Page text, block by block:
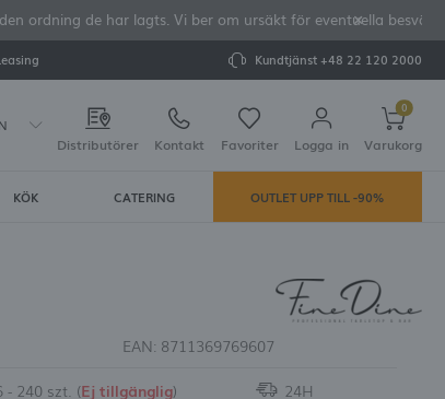
ordning de har lagts. Vi ber om ursäkt för eventuella besvär
Kundtjänst +48 22 120 2000
Distributörer Kontakt Favoriter Logga in
0
Varukorg
Din varukorg är tom
KÖK CATERING OUTLET UPP TILL -90%
EAN: 8711369769607
- 240 szt. (Ej tillgänglig) 24H